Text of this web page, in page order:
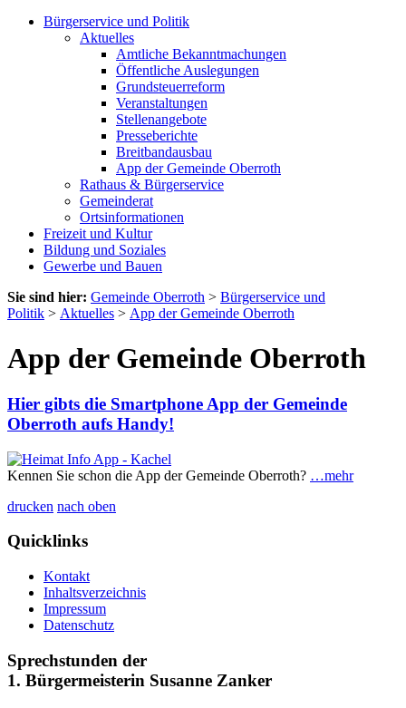
Bürgerservice und Politik
Aktuelles
Amtliche Bekanntmachungen
Öffentliche Auslegungen
Grundsteuerreform
Veranstaltungen
Stellenangebote
Presseberichte
Breitbandausbau
App der Gemeinde Oberroth
Rathaus & Bürgerservice
Gemeinderat
Ortsinformationen
Freizeit und Kultur
Bildung und Soziales
Gewerbe und Bauen
Sie sind hier: Gemeinde Oberroth > Bürgerservice und
Politik > Aktuelles > App der Gemeinde Oberroth
App der Gemeinde Oberroth
Hier gibts die Smartphone App der Gemeinde
Oberroth aufs Handy!
Kennen Sie schon die App der Gemeinde Oberroth? …mehr
drucken nach oben
Quicklinks
Kontakt
Inhaltsverzeichnis
Impressum
Datenschutz
Sprechstunden der
1. Bürgermeisterin Susanne Zanker